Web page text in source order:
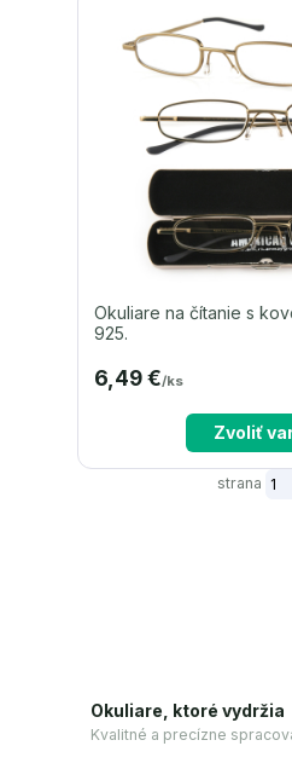
Okuliare na čítanie s
925.
6,49 €/ks
Zvoliť
strana
Okuliare, ktoré vydržia
Kvalitné a precízne